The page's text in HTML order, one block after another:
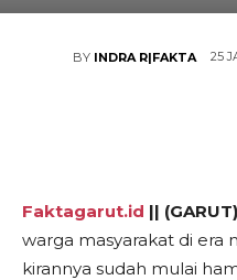
BY INDRA R|FAKTA 25
Faktagarut.id ||
warga masyarakat di era
kirannya sudah mulai